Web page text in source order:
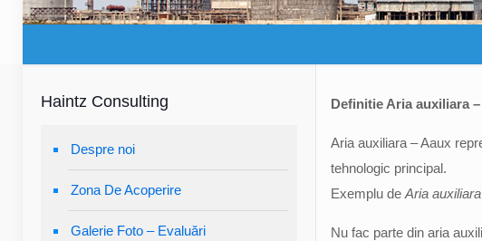
Definitie Aria auxiliara
Aria auxiliara – Aaux
tehnologic principal.
Exemplu de Aria auxiliara
Nu fac parte din aria
Haintz Consulting
Despre noi
Zona De Acoperire
Galerie Foto – Evaluări